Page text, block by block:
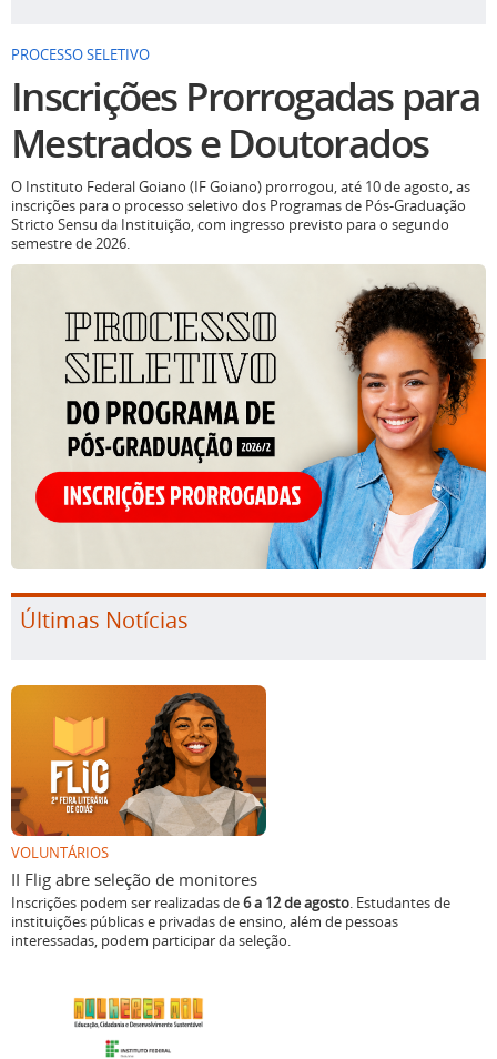
PROCESSO SELETIVO
Inscrições Prorrogadas para
Mestrados e Doutorados
O Instituto Federal Goiano (IF Goiano) prorrogou, até 10 de agosto, as
inscrições para o processo seletivo dos Programas de Pós-Graduação
Stricto Sensu da Instituição, com ingresso previsto para o segundo
semestre de 2026.
Últimas Notícias
VOLUNTÁRIOS
II Flig abre seleção de monitores
Inscrições podem ser realizadas de6 a 12 de agosto. Estudantes de
instituições públicas e privadas de ensino, além de pessoas
interessadas, podem participar da seleção.